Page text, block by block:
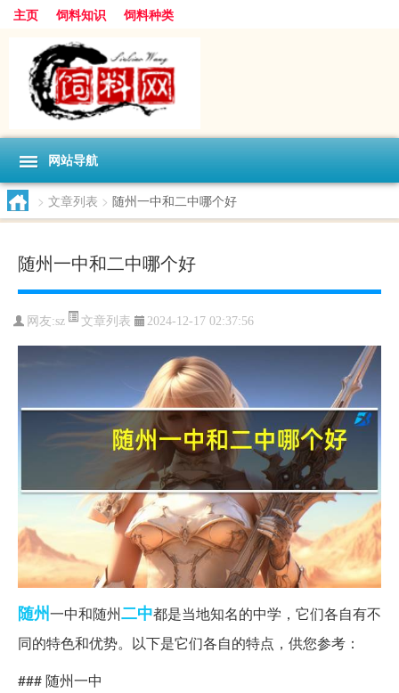
主页 饲料知识 饲料种类
网站导航
> 文章列表 > 随州一中和二中哪个好
随州一中和二中哪个好
网友:sz 文章列表 2024-12-17 02:37:56
随州一中和随州二中都是当地知名的中学，它们各自有不
同的特色和优势。以下是它们各自的特点，供您参考：
### 随州一中